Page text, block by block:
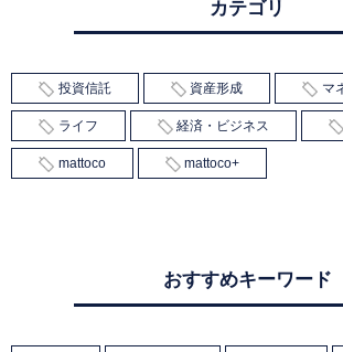
カテゴリ
投資信託 資産形成 マ
ライフ 経済・ビジネス
mattoco mattoco+
おすすめキーワード